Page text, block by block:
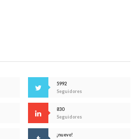
5992
Seguidores
830
Seguidores
¡nuevo!